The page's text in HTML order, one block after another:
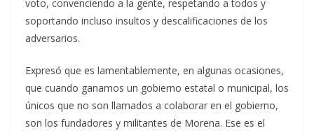
voto, convenciendo a la gente, respetando a todos y
soportando incluso insultos y descalificaciones de los
adversarios.
Expresó que es lamentablemente, en algunas ocasiones,
que cuando ganamos un gobierno estatal o municipal, los
únicos que no son llamados a colaborar en el gobierno,
son los fundadores y militantes de Morena. Ese es el